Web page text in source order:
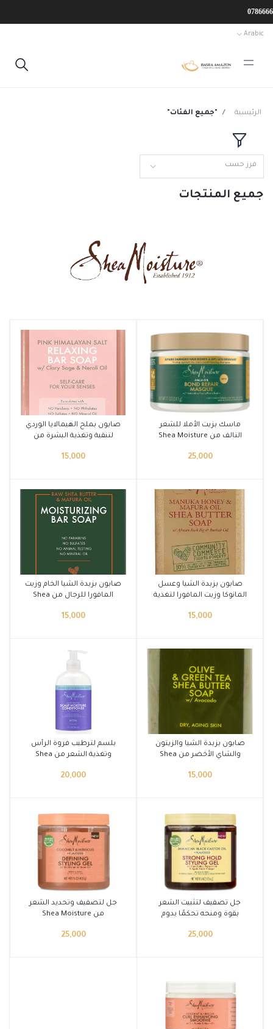
Arabic
الرئيسية "جميع الفئات"
فرز حسب
جميع المنتجات
أضف إلى السلة
ماسك بزيت الأملا للشعر
التالف من Shea Moisture
25,000
أضف إلى السلة
صابون بملح الهيمالايا الوردي
لتنقية وتغذية البشرة من
15,000
أضف إلى السلة
صابون بزبدة الشيا وعسل
المانوكا وزيت المافورا لتغذية
Moisture
15,000
أضف إلى السلة
صابون بزبدة الشيا الخام وزيت
المافورا للرجال من Shea
15,000
أضف إلى السلة
صابون بزبدة الشيا والزيتون
والشاي الأخضر من Shea
15,000
أضف إلى السلة
بلسم لترطيب فروة الرأس
وتغذية الشعر من Shea
20,000
أضف إلى السلة
جل تصفيف لتثبيت الشعر
بقوة ومنحه تحكمًا يدوم
25,000
أضف إلى السلة
جل لتصفيف وتحديد الشعر
من Shea Moisture
25,000